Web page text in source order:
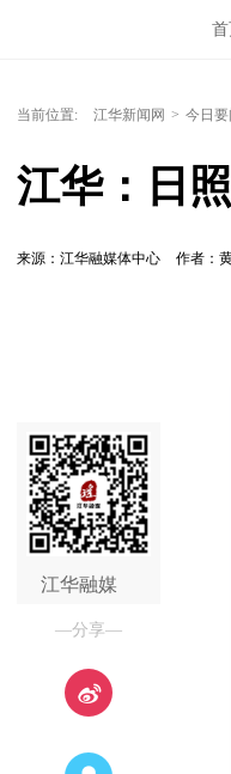
首
当前位置: 江华新闻网 > 今日要
江华：日
来源：江华融媒体中心 作者：
江华融媒
—分享—